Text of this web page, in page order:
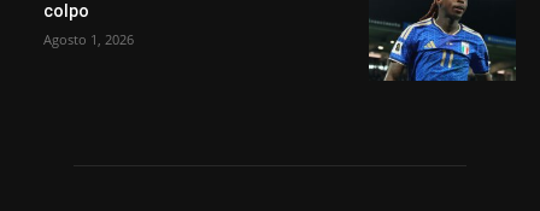
colpo
Agosto 1, 2026